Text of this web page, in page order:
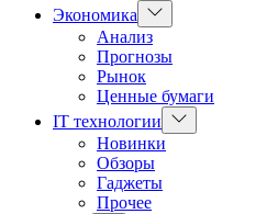
Экономика
Показать
подменю
Анализ
Прогнозы
Рынок
Ценные бумаги
IT технологии
Показать
подменю
Новинки
Обзоры
Гаджеты
Прочее